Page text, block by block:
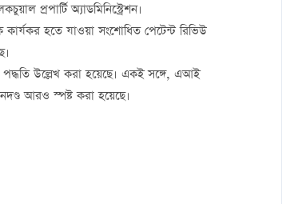
প্রপার্টি অ্যাডমিনিস্ট্রেশন।
কার্যকর হতে যাওয়া সংশোধিত পেটেন্ট রিভিউ
পদ্ধতি উল্লেখ করা হয়েছে। একই সঙ্গে, এআই
আরও স্পষ্ট করা হয়েছে।